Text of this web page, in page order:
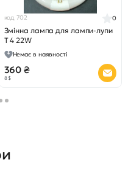
код 702
Змінна лампа для лампи-лупи
Т 4 22W
0
Немає в наявності
360 ₴
8 $